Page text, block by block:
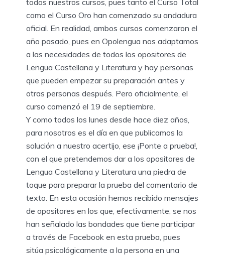
como el Curso Oro han comenzado su andadura
oficial. En realidad, ambos cursos comenzaron el
año pasado, pues en Opolengua nos adaptamos
a las necesidades de todos los opositores de
Lengua Castellana y Literatura y hay personas
que pueden empezar su preparación antes y
otras personas después. Pero oficialmente, el
curso comenzó el 19 de septiembre.
Y como todos los lunes desde hace diez años,
para nosotros es el día en que publicamos la
solución a nuestro acertijo, ese ¡Ponte a prueba!,
con el que pretendemos dar a los opositores de
Lengua Castellana y Literatura una piedra de
toque para preparar la prueba del comentario de
texto. En esta ocasión hemos recibido mensajes
de opositores en los que, efectivamente, se nos
han señalado las bondades que tiene participar
a través de Facebook en esta prueba, pues
sitúa psicológicamente a la persona en una